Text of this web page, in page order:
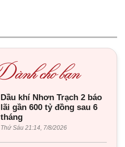
Dầu khí Nhơn Trạch 2 báo
lãi gần 600 tỷ đồng sau 6
tháng
Thứ Sáu 21:14, 7/8/2026